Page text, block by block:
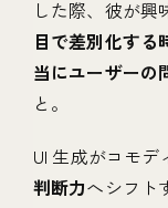
した際、彼が興
目で差別化する
当にユーザーの
と。
UI 生成がコモ
判断力へシフト